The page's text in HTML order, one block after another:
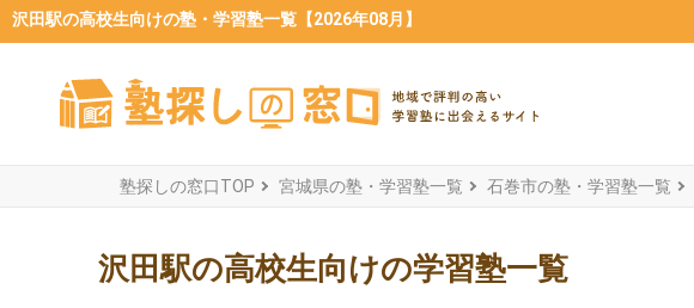
沢田駅の高校生向けの塾・学習塾一覧【2026年08月】
塾探しの窓口TOP 宮城県の塾・学習塾一覧 石巻市の塾・学習塾一覧
沢田駅の高校生向けの学習塾一覧